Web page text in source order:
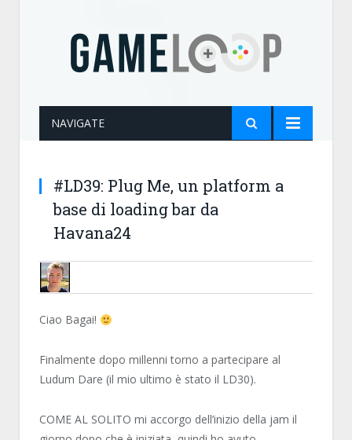
NAVIGATE
#LD39: Plug Me, un platform a
base di loading bar da
Havana24
HAVANA24
Ciao Bagai!
Finalmente dopo millenni torno a partecipare al
Ludum Dare (il mio ultimo è stato il LD30).
COME AL SOLITO mi accorgo dell’inizio della jam il